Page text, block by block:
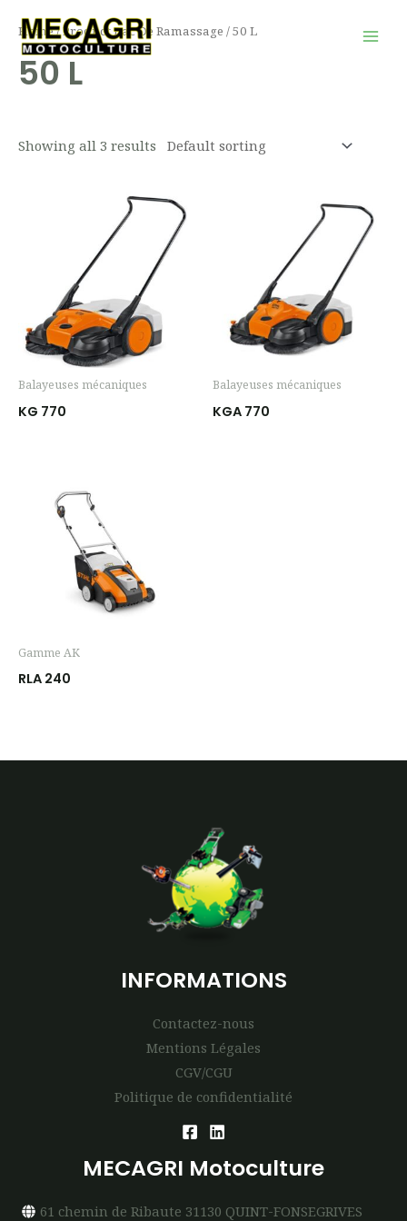
contenu
Home/ Product Bac De Ramassage / 50 L
50 L
Showing all 3 results
Balayeuses mécaniques
KG 770
Balayeuses mécaniques
KGA 770
Gamme AK
RLA 240
INFORMATIONS
Contactez-nous
Mentions Légales
CGV/CGU
Politique de confidentialité
MECAGRI Motoculture
61 chemin de Ribaute 31130 QUINT-FONSEGRIVES